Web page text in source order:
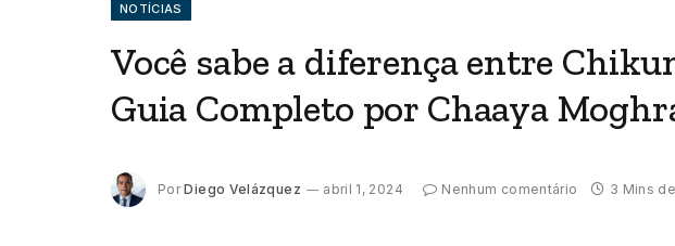
NOTÍCIAS
Você sabe a diferença entre
Guia Completo por Chaaya
Por Diego Velázquez abril 1, 2024 Nenhum comentário 3 Mins